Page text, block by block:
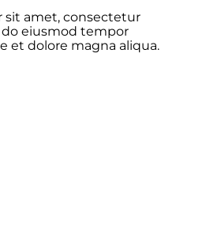
sit amet, consectetur
eiusmod tempor
et dolore magna aliqua.